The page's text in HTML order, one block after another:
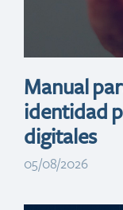
Manual
identidad
digitales
05/08/2026